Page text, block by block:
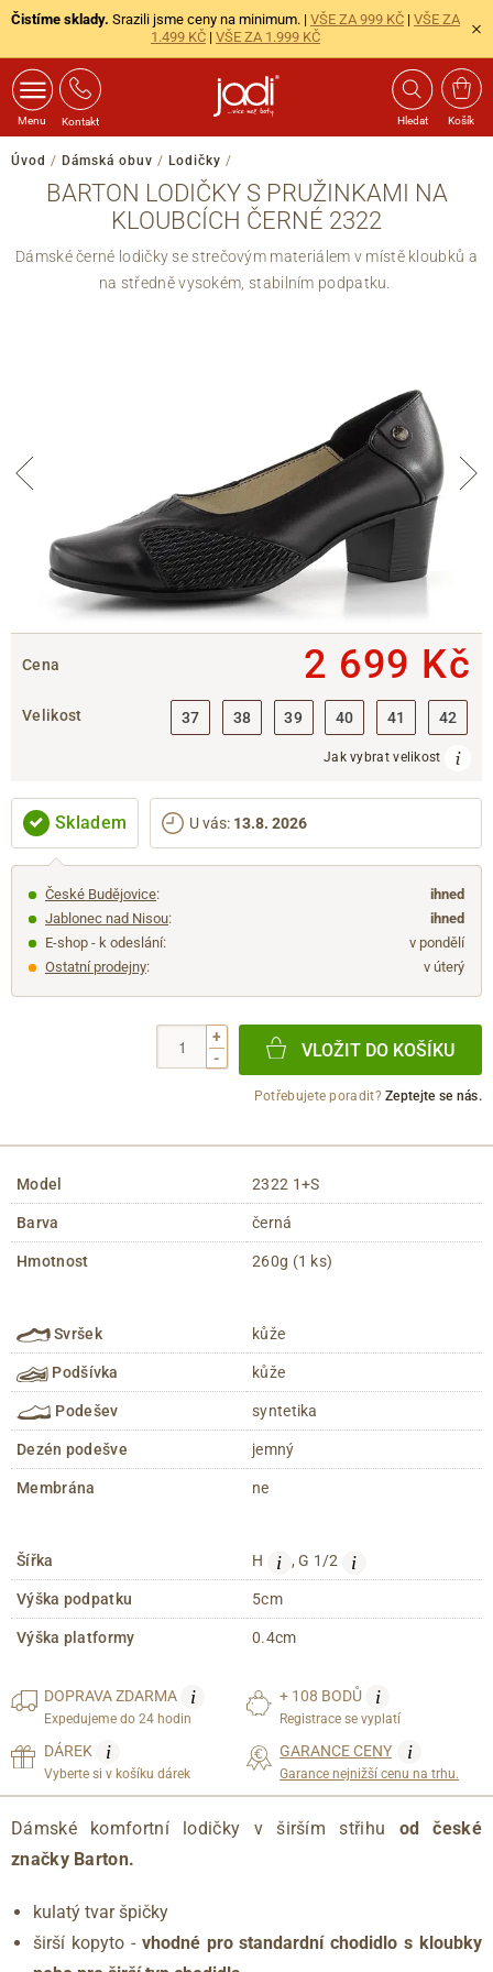
Čistíme sklady. Srazili jsme ceny na minimum. | VŠE ZA 999 KČ | VŠE ZA
1.499 KČ | VŠE ZA 1.999 KČ
Menu Kontakt Hledat Košík
Úvod / Dámská obuv / Lodičky /
BARTON LODIČKY S PRUŽINKAMI NA
KLOUBCÍCH ČERNÉ 2322
Dámské černé lodičky se strečovým materiálem v místě kloubků a
na středně vysokém, stabilním podpatku.
Cena 2 699 Kč
Velikost 37 38 39 40 41 42
Jak vybrat velikost
Skladem U vás: 13.8. 2026
České Budějovice:
ihned
Jablonec nad Nisou:
ihned
E-shop - k odeslání:
v pondělí
Ostatní prodejny: v úterý
+
-
VLOŽIT DO KOŠÍKU
Potřebujete poradit?Zeptejte se nás.
Model 2322 1+S
Barva černá
Hmotnost 260g (1 ks)
Svršek kůže
Podšívka kůže
Podešev syntetika
Dezén podešve jemný
Membrána ne
Šířka H i , G 1/2 i
Výška podpatku 5cm
Výška platformy 0.4cm
DOPRAVAZDARMA i
Expedujeme do 24 hodin
+ 108 BODŮ i
Registrace se vyplatí
DÁREK i
Vyberte si v košíku dárek
GARANCE CENY i
Garance nejnižší cenu na trhu.
Dámské komfortní lodičky v širším střihu od české
značky Barton.
kulatý tvar špičky
širší kopyto - vhodné pro standardní chodidlo s kloubky